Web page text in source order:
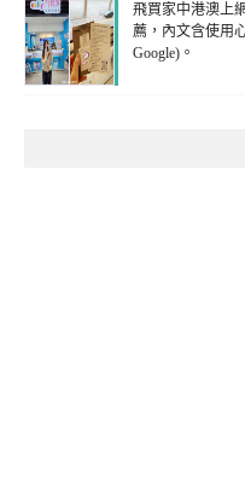
飛買家中港澳上
薦，內文含使用
Google)。